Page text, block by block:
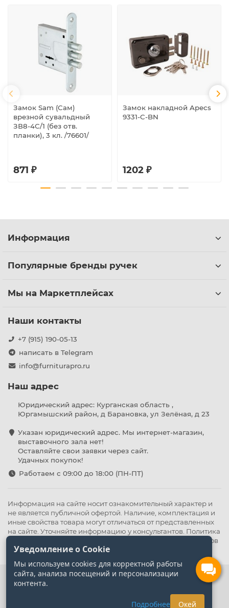
Замок Sam (Сам)
врезной сувальдный
ЗВ8-4С/1 (без отв.
планки), 3 кл. /76601/
871 ₽
Замок накладной Apecs
9331-C-BN
1202 ₽
Информация
Популярные бренды ручек
Мы на Маркетплейсах
Наши контакты
+7 (915) 190-05-13
написать в Telegram
info@furniturapro.ru
Наш адрес
Юридический адрес: Курганская область ,
Юргамышский район, д Барановка, ул Зелёная, д 23
Указан юридический адрес. Мы интернет-магазин,
выставочного зала нет!
Оставляйте свои заявки через сайт.
Удачных покупок!
Работаем с 09:00 до 18:00 (ПН-ПТ)
Информация на сайте носит ознакомительный характер и
не является публичной офертой. Наличие, комплектация и
иные свойства товара могут отличаться от представленных
на сайте. Уточняйте информацию у консультантов. Политика
Политика обработки файлов
cookie
Уведомление о Cookie
Мы используем cookies для корректной работы
сайта, анализа посещений и персонализации
контента.
Подробнее Окей